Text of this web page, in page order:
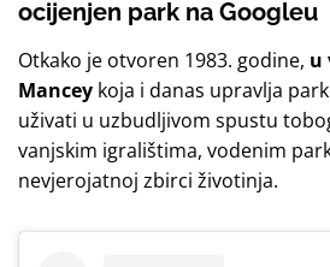
ocijenjen park na Googleu
Otkako je otvoren 1983. godine, u
Mancey koja i danas upravlja
uživati u uzbudljivom spustu
vanjskim igralištima, vodenim
nevjerojatnoj zbirci životinja.